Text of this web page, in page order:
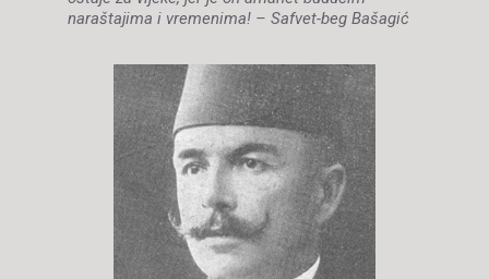
naraštajima i vremenima! – Safvet-beg Bašagić